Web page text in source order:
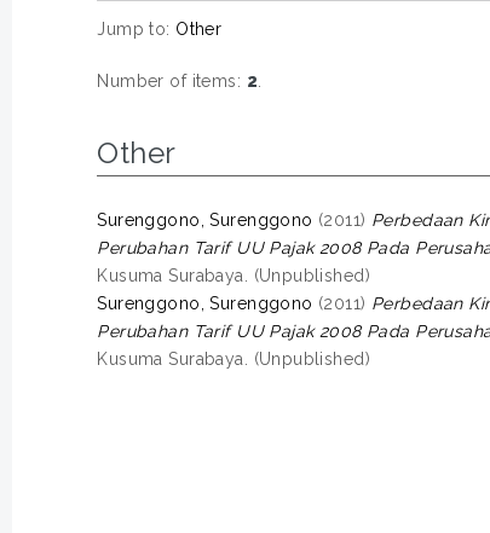
Jump to: Other
Number of items: 2
Other
Surenggono, Surenggono (2011) Perbedaan
Perubahan Tarif UU Pajak 2008 Pada
Kusuma Surabaya. (Unpublished)
Surenggono, Surenggono (2011) Perbedaan
Perubahan Tarif UU Pajak 2008 Pada
Kusuma Surabaya. (Unpublished)